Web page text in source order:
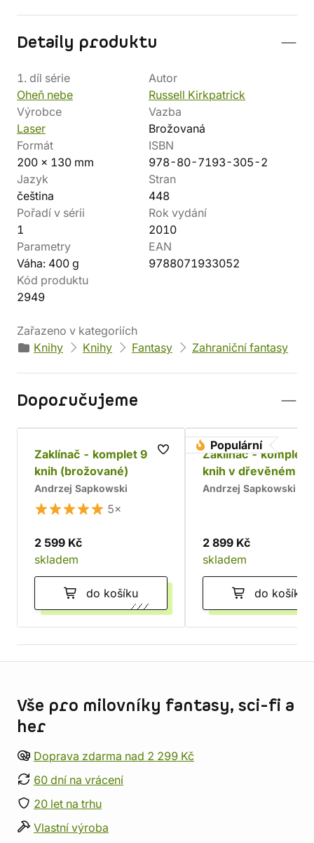
Detaily produktu
1. díl série
Oheň nebe
Autor
Russell Kirkpatrick
Výrobce
Laser
Vazba
Brožovaná
Formát
200 x 130 mm
ISBN
978-80-7193-305-2
Jazyk
čeština
Stran
448
Pořadí v sérii
1
Rok vydání
2010
Parametry
Váha: 400 g
EAN
9788071933052
Kód produktu
2949
Zařazeno v kategoriích
Knihy
Knihy Fantasy Zahraniční fantasy
Doporučujeme
Zaklínač - komplet 9
knih (brožované)
Andrzej Sapkowski
5×
2 599 Kč
skladem
do košíku
Populární
Zaklínač - komplet
knih v dřevěném
Chrám
Andrzej Sapkowski
2 899 Kč
skladem
do košíku
Vše pro milovníky fantasy, sci-fi a
her
Doprava zdarma nad 2 299 Kč
60 dní na vrácení
20 let na trhu
Vlastní výroba